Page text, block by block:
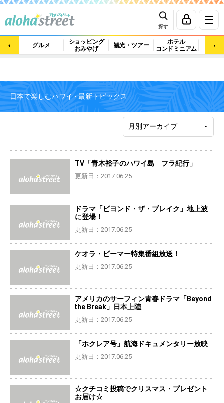
探す
グルメ
ショッピング
おみやげ
観光・ツアー
ホテル
コンドミニアム
マッ
日本で楽しむハワイ - 最新トピックス
TV「青木裕子のハワイ島 フラ紀行」
更新日：2017.06.25
ドラマ「ビヨンド・ザ・ブレイク」地上波
に登場！
更新日：2017.06.25
ケオラ・ビーマー特集番組放送！
更新日：2017.06.25
アメリカのサーフィン青春ドラマ「Beyond
the Break」日本上陸
更新日：2017.06.25
「ホクレア号」航海ドキュメンタリー放映
更新日：2017.06.25
☆クチコミ投稿でクリスマス・プレゼント
お届け☆